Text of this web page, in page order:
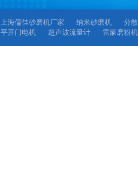
上海儒佳砂磨机厂家 纳米砂磨机
分
平开门电机
超声波流量计 雷蒙磨粉机